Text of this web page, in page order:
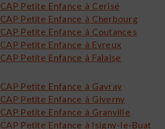
CAP Petite Enfance à Cerisé
CAP Petite Enfance à Cherbourg
CAP Petite Enfance à Coutances
CAP Petite Enfance à Evreux
CAP Petite Enfance à Falaise
CAP Petite Enfance à Gavray
CAP Petite Enfance à Giverny
CAP Petite Enfance à Granville
CAP Petite Enfance à Isigny-le-Buat